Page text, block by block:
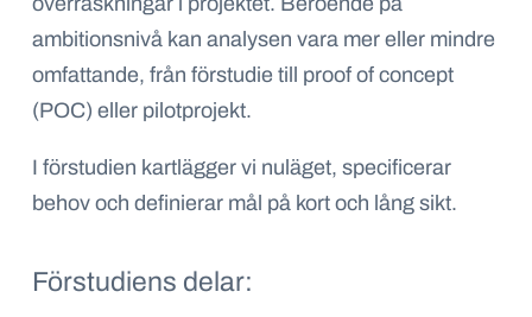
ambitionsnivå kan analysen vara mer eller mindre
omfattande, från förstudie till proof of concept
(POC) eller pilotprojekt.
I förstudien kartlägger vi nuläget, specificerar
behov och definierar mål på kort och lång sikt.
Förstudiens delar: